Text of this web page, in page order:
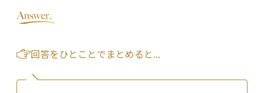
回答をひとことでまとめると...